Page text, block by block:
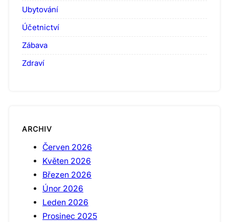
Ubytování
Účetnictví
Zábava
Zdraví
ARCHIV
Červen 2026
Květen 2026
Březen 2026
Únor 2026
Leden 2026
Prosinec 2025